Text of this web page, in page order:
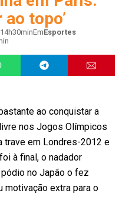
topo’
EmEsportes
ao conquistar a
nos Jogos Olímpicos
trave em Londres-2012 e
à final, o nadador
no Japão o fez
motivação extra para o